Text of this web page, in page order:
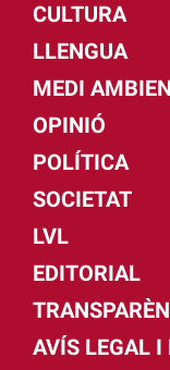
CULTURA
LLENGUA
MEDI
OPINIÓ
POLÍTICA
SOCIETAT
LVL
EDITORIAL
AVÍS LEGAL I